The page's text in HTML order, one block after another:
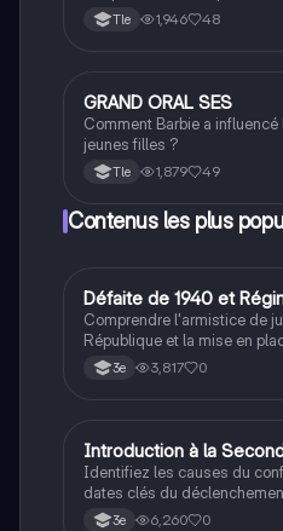
technologies numériques, et
organisationnels. Ce cours
Idéal pour les étudiants en
économiques.
Tle 1,946 48
SES
GRAND ORAL SES
Comment Barbie a
jeunes filles ?
Tle 1,879 49
Contenus les plus
DHistoire
Défaite de 1940 et
Comprendre l'armistice de
République et la mise en
autoritaire de Philippe Pétain.
3e 3,817 0
IHistoire
Introduction à la
Identifiez les causes du
dates clés du
et dans le Pacifique.
3e 6,260 0